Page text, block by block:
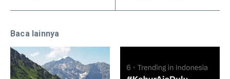
Baca lainnya